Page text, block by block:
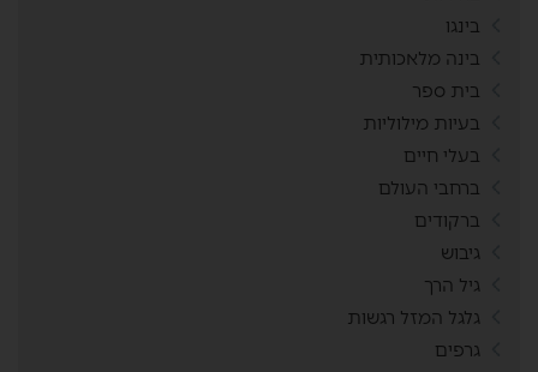
בינגו
בינה מלאכותית
בית ספר
בעיות מילוליות
בעלי חיים
ברחבי העולם
ברקודים
גיבוש
גיל הרך
גלגל המזל רגשות
גרפים